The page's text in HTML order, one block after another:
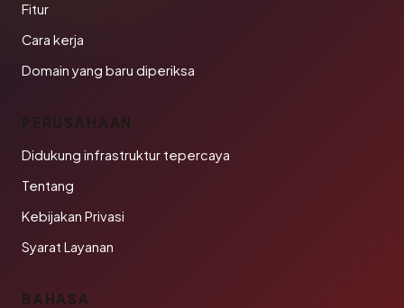
Fitur
Cara kerja
Domain yang baru diperiksa
PERUSAHAAN
Didukung infrastruktur tepercaya
Tentang
Kebijakan Privasi
Syarat Layanan
BAHASA